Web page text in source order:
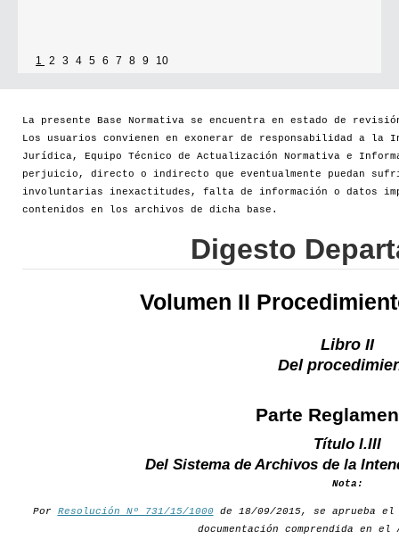
1 2 3 4 5 6 7 8 9 10
La presente Base Normativa se encuentra en estado de
Los usuarios convienen en exonerar de responsabilidad a la
Jurídica, Equipo Técnico de Actualización Normativa e
perjuicio, directo o indirecto que eventualmente puedan
involuntarias inexactitudes, falta de información o datos
contenidos en los archivos de dicha base.
Digesto
Volumen II
Libro II
Del
Parte
Título I.III
Del Sistema de Archivos de la
Nota:
Por Resolución Nº 731/15/1000de 18/09/2015, se aprueba
documentación comprendida en